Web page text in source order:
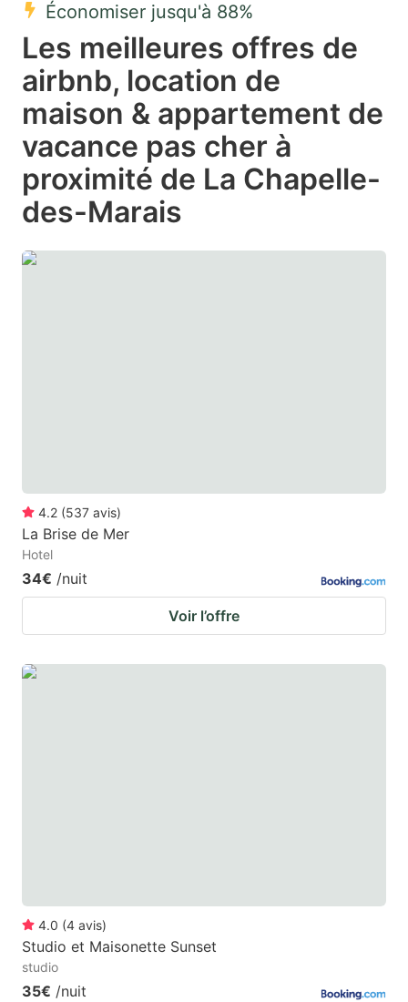
select
date.
Press
question
mark
key
select
a
date.
Press
question
mark
Économiser jusqu'à 88%
Les meilleures offres de
airbnb, location de
maison & appartement de
vacance pas cher à
proximité de La Chapelle-
des-Marais
4.2 (537 avis)
La Brise de Mer
Hotel
34€ /nuit
Voir l’offre
4.0 (4 avis)
Studio et Maisonette Sunset
studio
35€ /nuit